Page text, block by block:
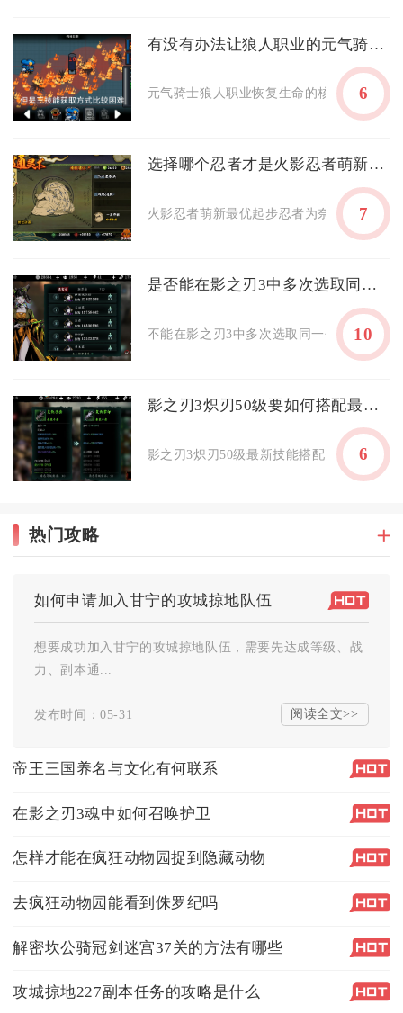
有没有办法让狼人职业的元气骑士恢复生命
元气骑士狼人职业恢复生命的核心方法是
6
选择哪个忍者才是火影忍者萌新的最佳选择
火影忍者萌新最优起步忍者为奈良鹿丸疾
7
是否能在影之刃3中多次选取同一个技能
不能在影之刃3中多次选取同一个技能，无
10
影之刃3炽刃50级要如何搭配最新技能
影之刃3炽刃50级最新技能搭配核心为上链
6
热门攻略
如何申请加入甘宁的攻城掠地队伍
想要成功加入甘宁的攻城掠地队伍，需要先达成等级、战
力、副本通...
发布时间：05-31 阅读全文>>
帝王三国养名与文化有何联系
在影之刃3魂中如何召唤护卫
怎样才能在疯狂动物园捉到隐藏动物
去疯狂动物园能看到侏罗纪吗
解密坎公骑冠剑迷宫37关的方法有哪些
攻城掠地227副本任务的攻略是什么